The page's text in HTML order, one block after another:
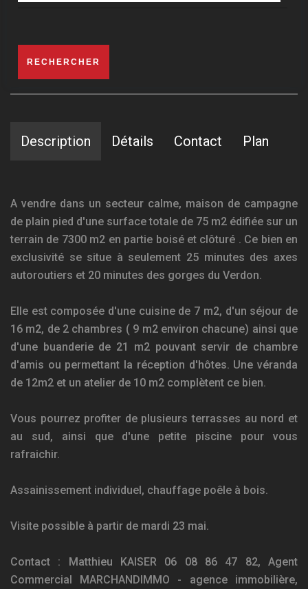
RECHERCHER
Description Détails Contact Plan
A vendre dans un secteur calme, maison de campagne
de plain pied d'une surface totale de 75 m2 édifiée sur un
terrain de 7300 m2 en partie boisé et clôturé . Ce bien en
exclusivité se situe à seulement 25 minutes des axes
autoroutiers et 20 minutes des gorges du Verdon.
Elle est composée d'une cuisine de 7 m2, d'un séjour de
16 m2, de 2 chambres ( 9 m2 environ chacune) ainsi que
d'une buanderie de 21 m2 pouvant servir de chambre
d'amis ou permettant la réception d'hôtes. Une véranda
de 12m2 et un atelier de 10 m2 complètent ce bien.
Vous pourrez profiter de plusieurs terrasses au nord et
au sud, ainsi que d'une petite piscine pour vous
rafraichir.
Assainissement individuel, chauffage poêle à bois.
Visite possible à partir de mardi 23 mai.
Contact : Matthieu KAISER 06 08 86 47 82, Agent
Commercial MARCHANDIMMO - agence immobilière,